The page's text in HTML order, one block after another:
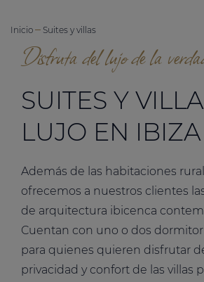
Inicio Suites y villas
Disfruta del lujo de la
SUITES Y
LUJO EN IBIZA
Además de las habitaciones
ofrecemos a nuestros clientes
de arquitectura ibicenca
Cuentan con uno o dos
para quienes quieren disfrutar
privacidad y confort de las villas